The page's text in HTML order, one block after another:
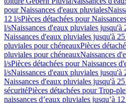
pour Naissances d'eaux pluviales
12 l/sPièces détachées pour
l/sNaissances d'eaux pluviales jusqu'à
Naissances d'eaux pluviales jusqu'à
pluviales pour chéneauxPièces
pluviales pour chéneauxNaissances
l/sPièces détachées pour Naissances
l/sNaissances d'eaux pluviales jusqu'à
Naissances d'eaux pluviales jusqu'à
sécuritéPièces détachées pour Trop-
naissances d’eaux pluviales jusqu’à